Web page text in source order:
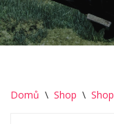
Domů \ Shop \ Shop